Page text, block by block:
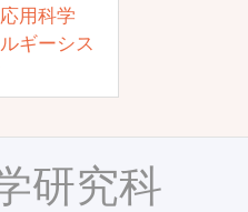
用科学
ギーシス
研究科